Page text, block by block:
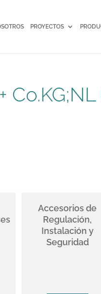
PROYECTOS
Accesorios de
Regulación,
Instalación y
Seguridad